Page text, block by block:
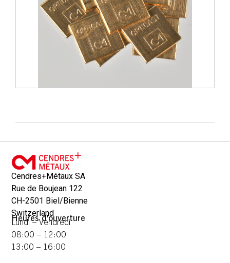
Cendres+Métaux SA
Rue de Boujean 122
CH-2501 Biel/Bienne
Switzerland
Heures d'ouverture
Lundi – Vendredi
08:00 – 12:00
13:00 – 16:00